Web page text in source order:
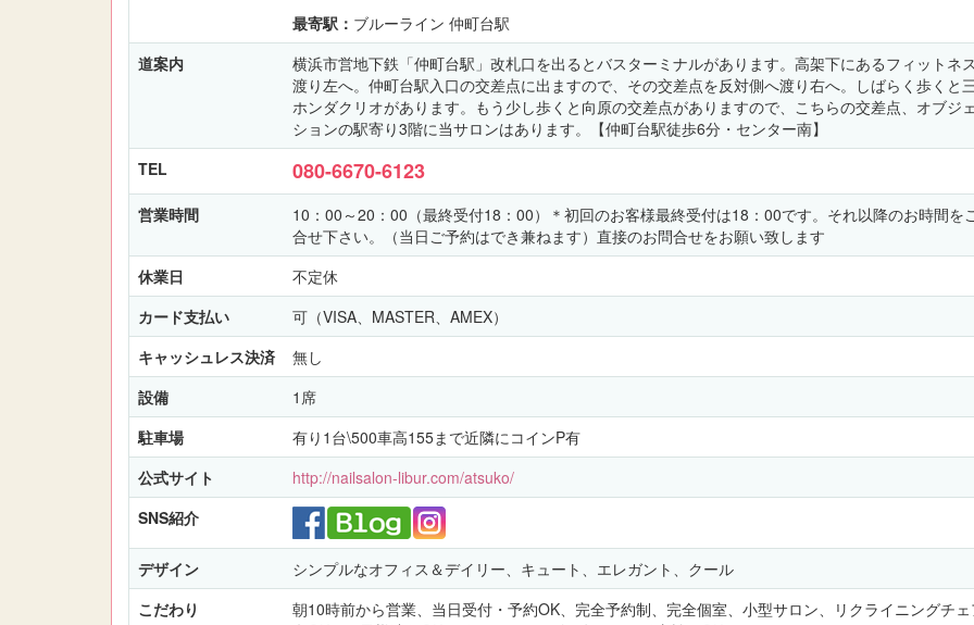
最寄駅： ブルーライン 仲町台駅
道案内
横浜市営地下鉄「仲町台駅」改札口を出るとバスターミナルがあります。高架下にあるフィットネ
渡り左へ。仲町台駅入口の交差点に出ますので、その交差点を反対側へ渡り右へ。しばらく歩くと
ホンダクリオがあります。もう少し歩くと向原の交差点がありますので、こちらの交差点、オブジ
ションの駅寄り3階に当サロンはあります。【仲町台駅徒歩6分・センター南】
TEL
080-6670-6123
営業時間
10：00～20：00（最終受付18：00）＊初回のお客様最終受付は18：00です。それ以降のお時間を
合せ下さい。（当日ご予約はでき兼ねます）直接のお問合せをお願い致します
休業日
不定休
カード支払い
可（VISA、MASTER、AMEX）
キャッシュレス決済
無し
設備
1席
駐車場
有り1台\500車高155まで近隣にコインP有
公式サイト
http://nailsalon-libur.com/atsuko/
SNS紹介
デザイン
シンプルなオフィス＆デイリー、キュート、エレガント、クール
こだわり
朝10時前から営業、当日受付・予約OK、完全予約制、完全個室、小型サロン、リクライニングチ